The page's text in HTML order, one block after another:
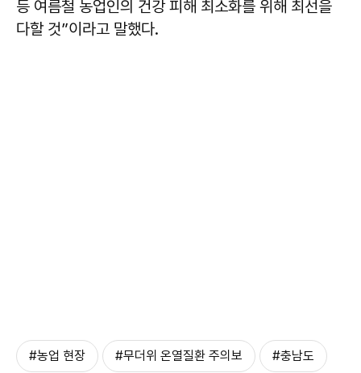
등 여름철 농업인의 건강 피해 최소화를 위해 최선을
다할 것”이라고 말했다.
#농업 현장 #무더위 온열질환 주의보 #충남도